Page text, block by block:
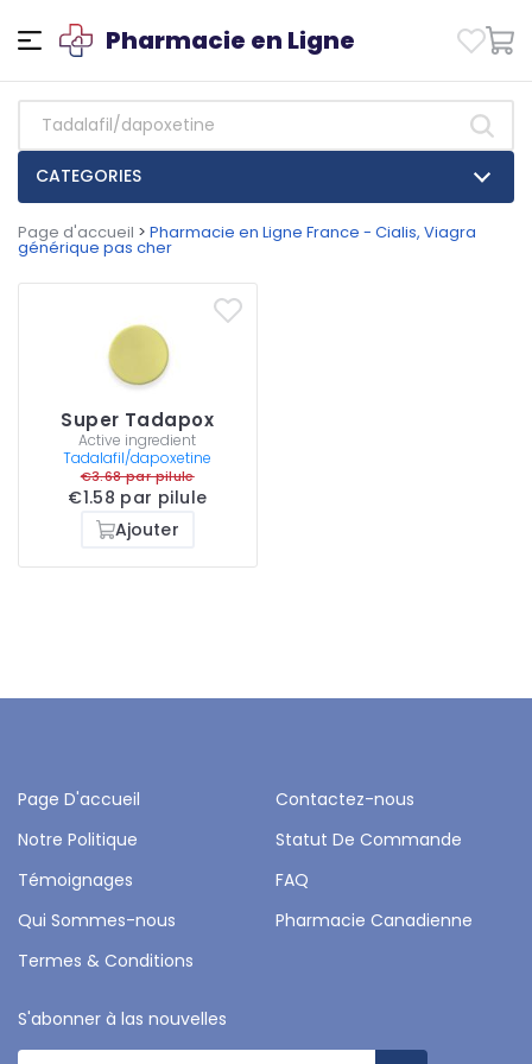
Pharmacie en Ligne
CATEGORIES
Page d'accueil > Pharmacie en Ligne France - Cialis, Viagra
générique pas cher
Super Tadapox
Active ingredient
Tadalafil/dapoxetine
€3.68 par pilule
€1.58 par pilule
Ajouter
Page D'accueil
Contactez-nous
Notre Politique
Statut De Commande
Témoignages
FAQ
Qui Sommes-nous
Pharmacie Canadienne
Termes & Conditions
S'abonner à las nouvelles